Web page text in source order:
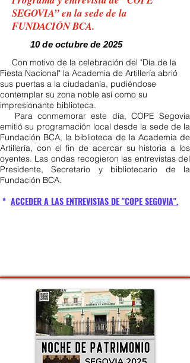
SEGOVIA” en la sede de la
FUNDACIÓN BCA.
10 de octubre de 2025
Con motivo de la celebración del "Día de la
Fiesta Nacional" la Academia de Artillería abrió
sus puertas a la ciudadanía, pudiéndose
contemplar su zona noble así como su
impresionante biblioteca.
Para conmemorar este día, COPE Segovia
emitió su programación local desde la sede de la
Fundación BCA, la biblioteca de la Academia de
Artillería, con el fin de acercar su historia a los
oyentes. Las ondas recogieron las entrevistas del
Presidente, Secretario y bibliotecario de la
Fundación BCA.
* ACCEDER A LAS ENTREVISTAS DE "COPE SEGOVIA".